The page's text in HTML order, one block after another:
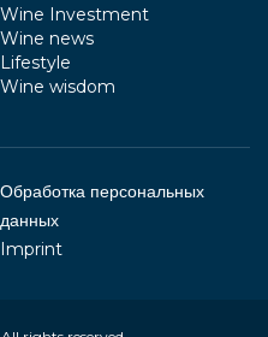
Wine Investment
Wine news
Lifestyle
Wine wisdom
Обработка персональных
данных
Imprint